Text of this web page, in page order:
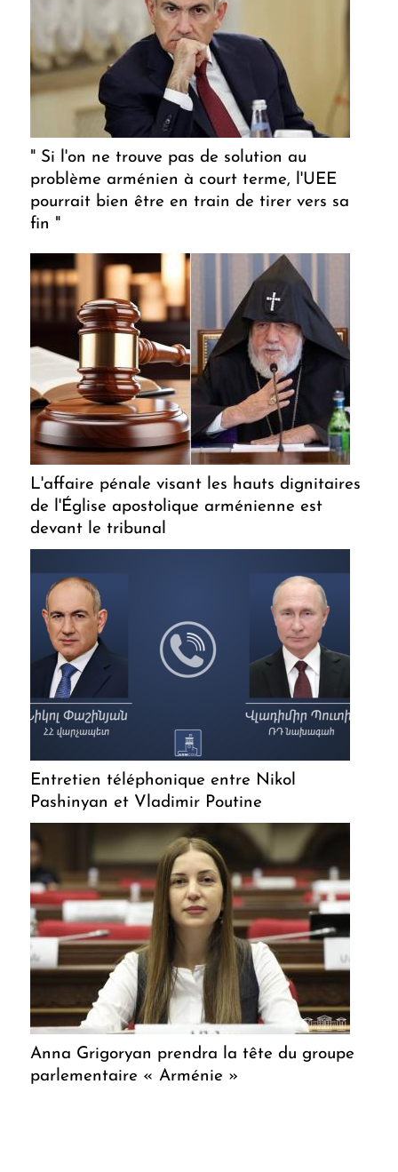
" Si l'on ne trouve pas de solution au
problème arménien à court terme, l'UEE
pourrait bien être en train de tirer vers sa
fin "
L'affaire pénale visant les hauts dignitaires
de l'Église apostolique arménienne est
devant le tribunal
Entretien téléphonique entre Nikol
Pashinyan et Vladimir Poutine
Anna Grigoryan prendra la tête du groupe
parlementaire « Arménie »